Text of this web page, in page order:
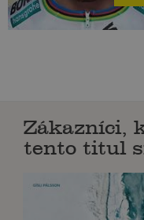
Zákazníci,
tento titul